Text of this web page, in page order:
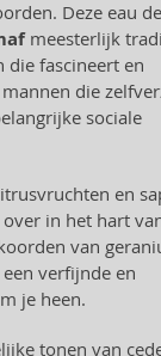
Deze eau
meesterlijk
die fascineert en
die
sociale
en
in het hart
van
verfijnde en
je heen.
tonen van